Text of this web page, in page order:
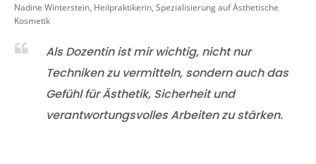
Nadine Winterstein, Heilpraktikerin, Spezialisierung auf Ästhetische
Kosmetik
Als Dozentin ist mir wichtig, nicht nur
Techniken zu vermitteln, sondern auch das
Gefühl für Ästhetik, Sicherheit und
verantwortungsvolles Arbeiten zu stärken.